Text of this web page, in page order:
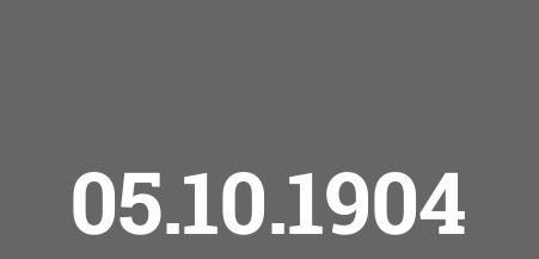
05.10.1904